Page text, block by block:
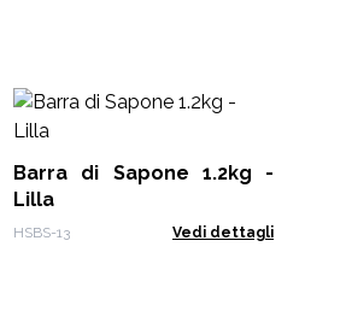
Barra di Sapone 1.2kg -
Lilla
HSBS-13 Vedi dettagli